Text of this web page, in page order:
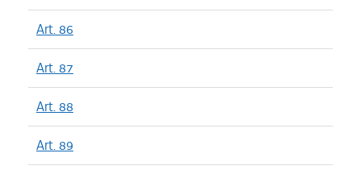
Art. 86
Art. 87
Art. 88
Art. 89